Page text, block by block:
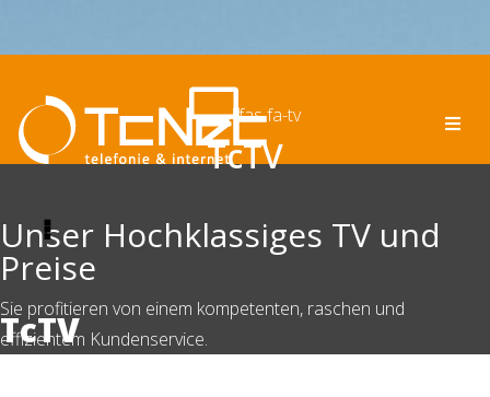
fas fa-tv
TcTV
TcTV
Unser Hochklassiges TV und
Preise
Sie profitieren von einem kompetenten, raschen und
effizientem Kundenservice.